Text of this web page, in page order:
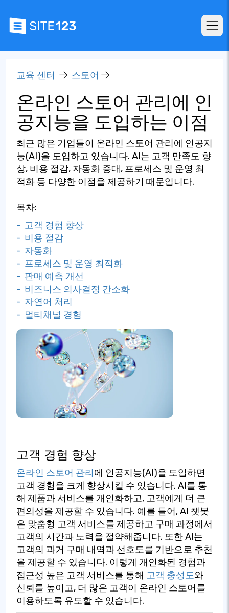
교육 센터 스토어
온라인 스토어 관리에 인
공지능을 도입하는 이점
최근 많은 기업들이 온라인 스토어 관리에 인공지
능(AI)을 도입하고 있습니다. AI는 고객 만족도 향
상, 비용 절감, 자동화 증대, 프로세스 및 운영 최
적화 등 다양한 이점을 제공하기 때문입니다.
목차:
- 고객 경험 향상
- 비용 절감
- 자동화
- 프로세스 및 운영 최적화
- 판매 예측 개선
- 비즈니스 의사결정 간소화
- 자연어 처리
- 멀티채널 경험
고객 경험 향상
온라인 스토어 관리에 인공지능(AI)을 도입하면
고객 경험을 크게 향상시킬 수 있습니다. AI를 통
해 제품과 서비스를 개인화하고, 고객에게 더 큰
편의성을 제공할 수 있습니다. 예를 들어, AI 챗봇
은 맞춤형 고객 서비스를 제공하고 구매 과정에서
고객의 시간과 노력을 절약해줍니다. 또한 AI는
고객의 과거 구매 내역과 선호도를 기반으로 추천
을 제공할 수 있습니다. 이렇게 개인화된 경험과
접근성 높은 고객 서비스를 통해 고객 충성도와
신뢰를 높이고, 더 많은 고객이 온라인 스토어를
이용하도록 유도할 수 있습니다.